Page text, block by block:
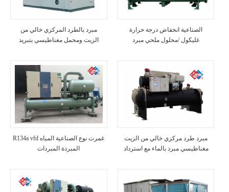
مبرد بالطرد المركزي خالي من
الزيت ومحمل مغناطيسي بتبريد
الصناعية انخفاض درجة حرارة
غليكول /محلول ملحي مبرد
R134a vfd غمرت نوع الصناعية المياه
المبردة المبردات
مبرد طرد مركزي خالي من الزيت
مغناطيسي مبرد بالماء مع استرداد